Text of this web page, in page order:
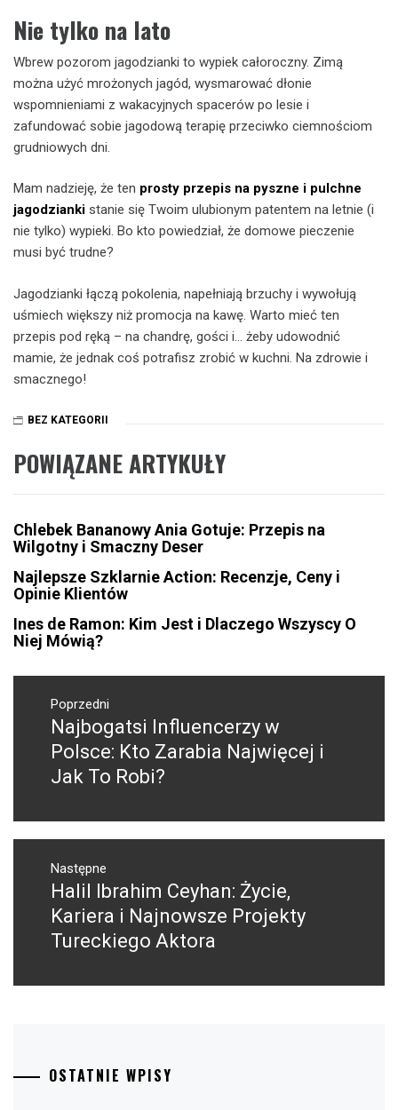
Nie tylko na lato
Wbrew pozorom jagodzianki to wypiek całoroczny. Zimą
można użyć mrożonych jagód, wysmarować dłonie
wspomnieniami z wakacyjnych spacerów po lesie i
zafundować sobie jagodową terapię przeciwko ciemnościom
grudniowych dni.
Mam nadzieję, że ten prosty przepis na pyszne i pulchne
jagodzianki stanie się Twoim ulubionym patentem na letnie (i
nie tylko) wypieki. Bo kto powiedział, że domowe pieczenie
musi być trudne?
Jagodzianki łączą pokolenia, napełniają brzuchy i wywołują
uśmiech większy niż promocja na kawę. Warto mieć ten
przepis pod ręką – na chandrę, gości i… żeby udowodnić
mamie, że jednak coś potrafisz zrobić w kuchni. Na zdrowie i
smacznego!
BEZ KATEGORII
POWIĄZANE ARTYKUŁY
Chlebek Bananowy Ania Gotuje: Przepis na
Wilgotny i Smaczny Deser
Najlepsze Szklarnie Action: Recenzje, Ceny i
Opinie Klientów
Ines de Ramon: Kim Jest i Dlaczego Wszyscy O
Niej Mówią?
Nawigacja
wpisuPoprzedni
Poprzedni
wpis:
Najbogatsi Influencerzy w
Polsce: Kto Zarabia Najwięcej i
Jak To Robi?
Następne
Następny
post:
Halil Ibrahim Ceyhan: Życie,
Kariera i Najnowsze Projekty
Tureckiego Aktora
OSTATNIE WPISY